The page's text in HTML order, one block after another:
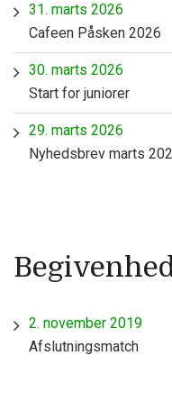
31. marts 2026
Cafeen Påsken 2026
30. marts 2026
Start for juniorer
29. marts 2026
Nyhedsbrev marts
2. november 2019
Afslutningsmatch